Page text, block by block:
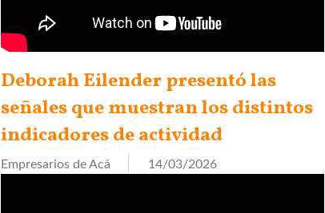
Deborah Eilender presentó las
señales que muestran los distintos
indicadores de actividad
Empresarios de Acá 14/03/2026